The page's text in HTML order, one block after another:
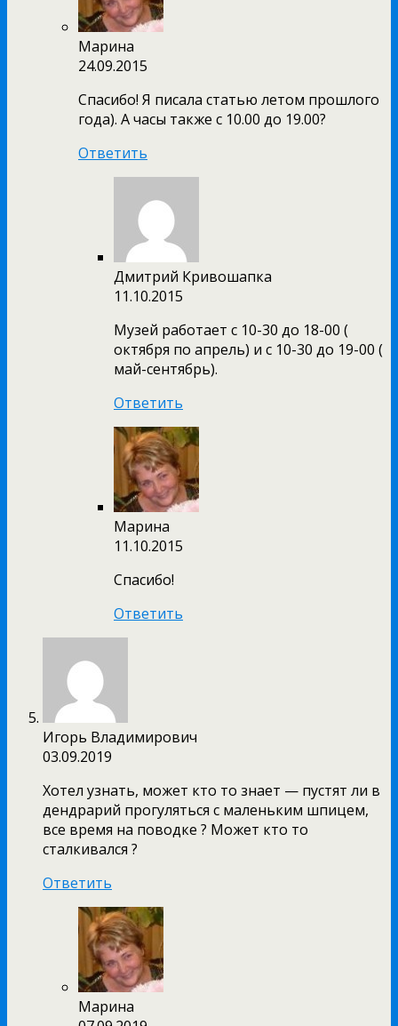
Марина
24.09.2015
Спасибо! Я писала статью летом прошлого
года). А часы также с 10.00 до 19.00?
Ответить
Дмитрий Кривошапка
11.10.2015
Музей работает с 10-30 до 18-00 (
октября по апрель) и с 10-30 до 19-00 (
май-сентябрь).
Ответить
Марина
11.10.2015
Спасибо!
Ответить
Игорь Владимирович
03.09.2019
Хотел узнать, может кто то знает — пустят ли в
дендрарий прогуляться с маленьким шпицем,
все время на поводке ? Может кто то
сталкивался ?
Ответить
Марина